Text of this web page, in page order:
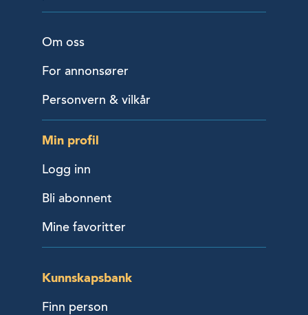
Om oss
For annonsører
Personvern & vilkår
Min profil
Logg inn
Bli abonnent
Mine favoritter
Kunnskapsbank
Finn person